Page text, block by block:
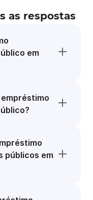
as respostas
em
públicos em